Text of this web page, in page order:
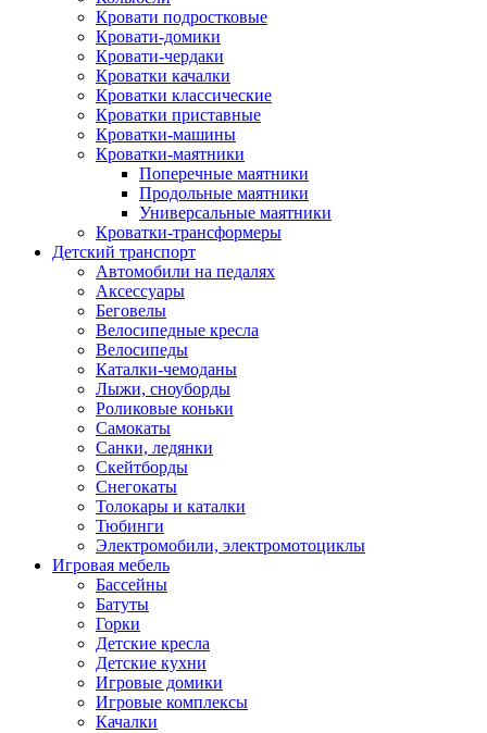
Кровати подростковые
Кровати-домики
Кровати-чердаки
Кроватки качалки
Кроватки классические
Кроватки приставные
Кроватки-машины
Кроватки-маятники
Поперечные маятники
Продольные маятники
Универсальные маятники
Кроватки-трансформеры
Детский транспорт
Автомобили на педалях
Аксессуары
Беговелы
Велосипедные кресла
Велосипеды
Каталки-чемоданы
Лыжи, сноуборды
Роликовые коньки
Самокаты
Санки, ледянки
Скейтборды
Снегокаты
Толокары и каталки
Тюбинги
Электромобили, электромотоциклы
Игровая мебель
Бассейны
Батуты
Горки
Детские кресла
Детские кухни
Игровые домики
Игровые комплексы
Качалки